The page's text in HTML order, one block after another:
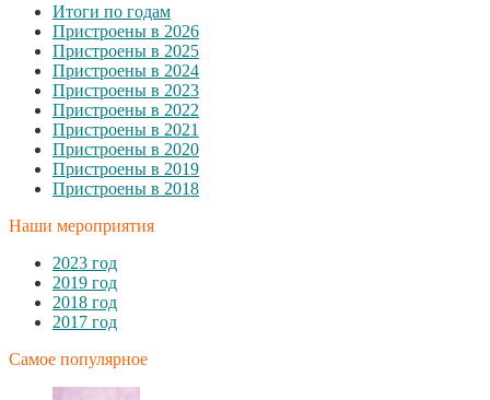
Итоги по годам
Пристроены в 2026
Пристроены в 2025
Пристроены в 2024
Пристроены в 2023
Пристроены в 2022
Пристроены в 2021
Пристроены в 2020
Пристроены в 2019
Пристроены в 2018
Наши мероприятия
2023 год
2019 год
2018 год
2017 год
Самое популярное